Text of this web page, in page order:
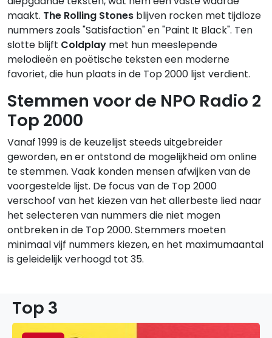
maakt. The Rolling Stones blijven rocken met tijdloze
nummers zoals "Satisfaction" en "Paint It Black". Ten
slotte blijft Coldplay met hun meeslepende
melodieën en poëtische teksten een moderne
favoriet, die hun plaats in de Top 2000 lijst verdient.
Stemmen voor de NPO Radio 2
Top 2000
Vanaf 1999 is de keuzelijst steeds uitgebreider
geworden, en er ontstond de mogelijkheid om online
te stemmen. Vaak konden mensen afwijken van de
voorgestelde lijst. De focus van de Top 2000
verschoof van het kiezen van het allerbeste lied naar
het selecteren van nummers die niet mogen
ontbreken in de Top 2000. Stemmers moeten
minimaal vijf nummers kiezen, en het maximumaantal
is geleidelijk verhoogd tot 35.
Top 3